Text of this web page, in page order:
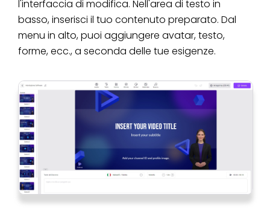
l'interfaccia di modifica. Nell'area di testo in
basso, inserisci il tuo contenuto preparato. Dal
menu in alto, puoi aggiungere avatar, testo,
forme, ecc., a seconda delle tue esigenze.